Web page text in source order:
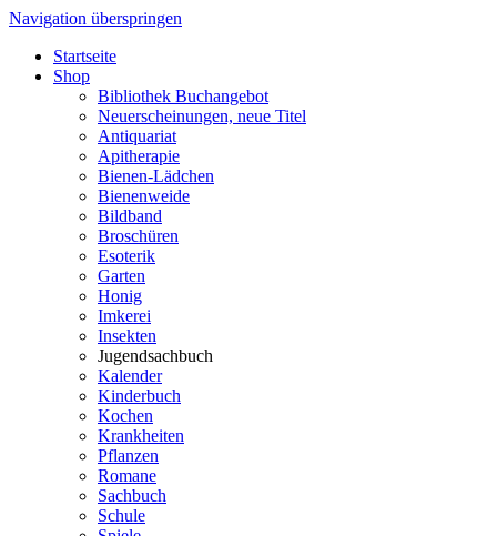
Navigation überspringen
Startseite
Shop
Bibliothek Buchangebot
Neuerscheinungen, neue Titel
Antiquariat
Apitherapie
Bienen-Lädchen
Bienenweide
Bildband
Broschüren
Esoterik
Garten
Honig
Imkerei
Insekten
Jugendsachbuch
Kalender
Kinderbuch
Kochen
Krankheiten
Pflanzen
Romane
Sachbuch
Schule